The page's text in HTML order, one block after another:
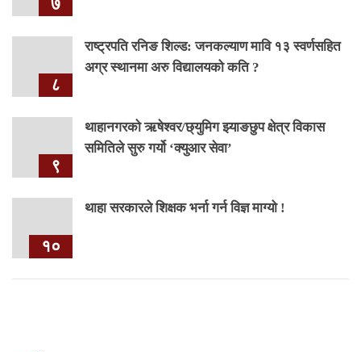
८
राष्ट्रपति रनिङ शिल्ड: जनकल्याण मावि १३ स्वर्णसहित
अग्र स्थानमा अरु विद्यालयको कति ?
९
थाहानगरकाे ऋषेश्वर/छ्युमिग झ्याङछुप क्षेत्र विकास
समितिले सुरु गर्यो ‘क्युआर सेवा’
१०
थाहा सरकारले शिक्षक भर्ना गर्न विज्ञ माग्यो !